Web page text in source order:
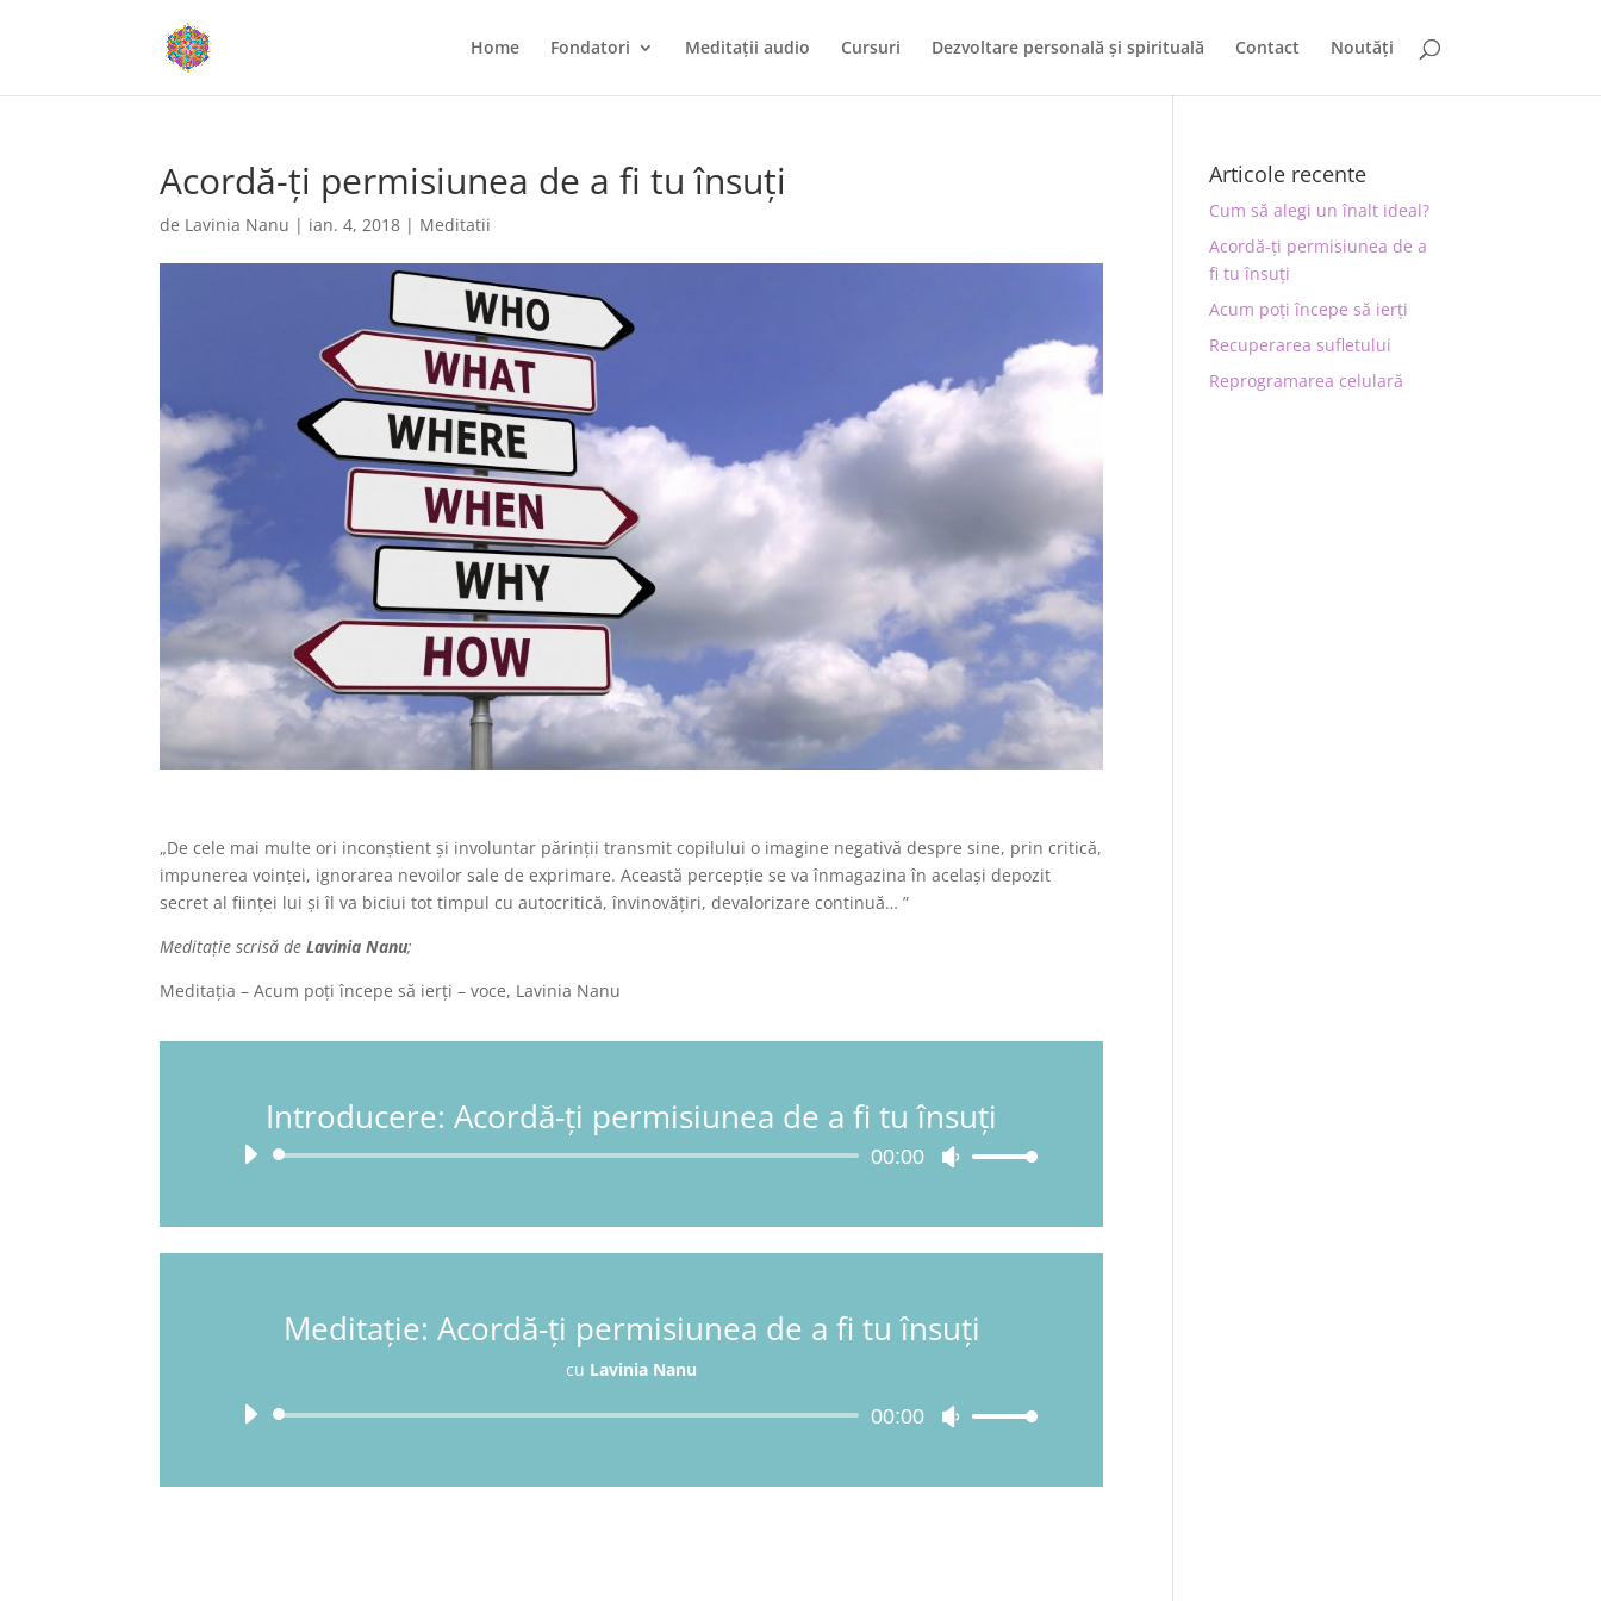
Home Fondatori Meditații audio Cursuri Dezvoltare personală și spirituală Contact Noutăți
Acordă-ți permisiunea de a fi tu însuți
de Lavinia Nanu | ian. 4, 2018 | Meditatii
„De cele mai multe ori inconștient și involuntar părinții transmit copilului o imagine negativă despre sine, prin critică,
impunerea voinței, ignorarea nevoilor sale de exprimare. Această percepție se va înmagazina în același depozit
secret al ființei lui și îl va biciui tot timpul cu autocritică, învinovățiri, devalorizare continuă… ”
Meditație scrisă deLavinia Nanu;
Meditația – Acum poți începe să ierți – voce, Lavinia Nanu
Introducere: Acordă-ți permisiunea de a fi tu însuți
Player
00:00
Folosește
mări
sau
Meditație: Acordă-ți permisiunea de a fi tu însuți
cu Lavinia Nanu
Player
00:00
Folosește
Articole recente
Cum să alegi un înalt ideal?
Acordă-ți permisiunea de a
fi tu însuți
Acum poți începe să ierți
Recuperarea sufletului
Reprogramarea celulară